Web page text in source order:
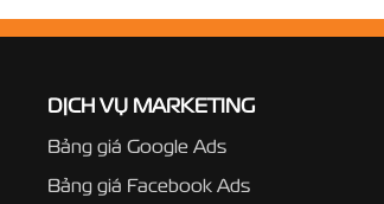
DỊCH VỤ MARKETING
Bảng giá Google Ads
Bảng giá Facebook Ads